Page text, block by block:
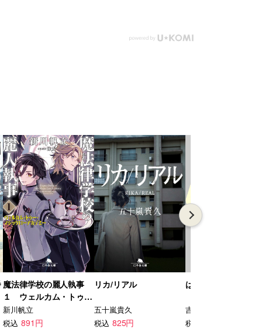
魔法律学校の麗人執事
１ ウェルカム・トゥ
ー・マジックローアカデ
ミー
新川帆立
税込 891円
リカ/リアル
五十嵐貴久
税込 825円
はーばーらいと
吉本ばなな
税込